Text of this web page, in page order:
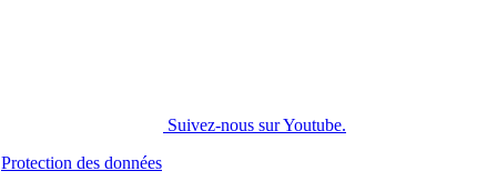
Suivez-nous sur Youtube.
Protection des données